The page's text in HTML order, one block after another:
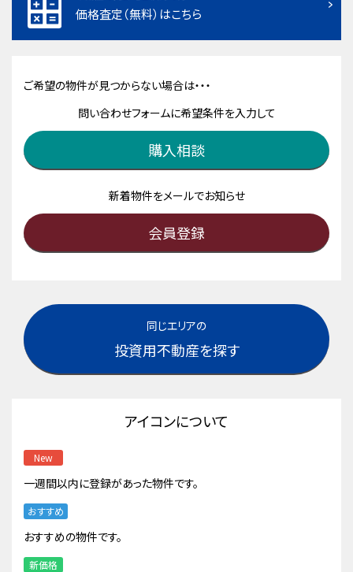
価格査定（無料）はこちら
ご希望の物件が見つからない場合は・・・
問い合わせフォームに希望条件を入力して
購入相談
新着物件をメールでお知らせ
会員登録
同じエリアの
投資用不動産を探す
アイコンについて
New
一週間以内に登録があった物件です。
おすすめ
おすすめの物件です。
新価格